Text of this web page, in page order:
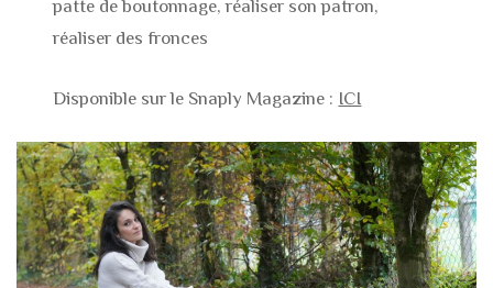
patte de boutonnage, réaliser son patron,
réaliser des fronces
Disponible sur le Snaply Magazine : ICI